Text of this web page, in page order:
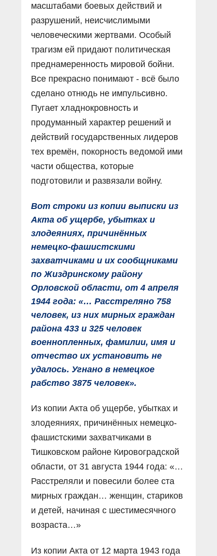
масштабами боевых действий и
разрушений, неисчислимыми
человеческими жертвами. Особый
трагизм ей придают политическая
преднамеренность мировой бойни.
Все прекрасно понимают - всё было
сделано отнюдь не импульсивно.
Пугает хладнокровность и
продуманный характер решений и
действий государственных лидеров
тех времён, покорность ведомой ими
части общества, которые
подготовили и развязали войну.
Вот строки из копии выписки из
Акта об ущербе, убытках и
злодеяниях, причинённых
немецко-фашистскими
захватчиками и их сообщниками
по Жиздринскому району
Орловской области, от 4 апреля
1944 года: «… Расстреляно 758
человек, из них мирных граждан
района 433 и 325 человек
военнопленных, фамилии, имя и
отчество их установить не
удалось. Угнано в немецкое
рабство 3875 человек».
Из копии Акта об ущербе, убытках и
злодеяниях, причинённых немецко-
фашистскими захватчиками в
Тишковском районе Кировоградской
области, от 31 августа 1944 года: «…
Расстреляли и повесили более ста
мирных граждан… женщин, стариков
и детей, начиная с шестимесячного
возраста…»
Из копии Акта от 12 марта 1943 года